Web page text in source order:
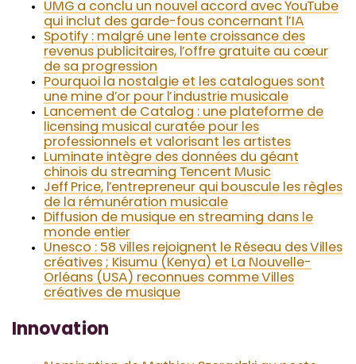
UMG a conclu un nouvel accord avec YouTube
qui inclut des garde-fous concernant l’IA
Spotify : malgré une lente croissance des
revenus publicitaires, l’offre gratuite au cœur
de sa progression
Pourquoi la nostalgie et les catalogues sont
une mine d’or pour l’industrie musicale
Lancement de Catalog : une plateforme de
licensing musical curatée pour les
professionnels et valorisant les artistes
Luminate intègre des données du géant
chinois du streaming Tencent Music
Jeff Price, l’entrepreneur qui bouscule les règles
de la rémunération musicale
Diffusion de musique en streaming dans le
monde entier
Unesco : 58 villes rejoignent le Réseau des Villes
créatives ; Kisumu (Kenya) et La Nouvelle-
Orléans (USA) reconnues comme Villes
créatives de musique
Innovation